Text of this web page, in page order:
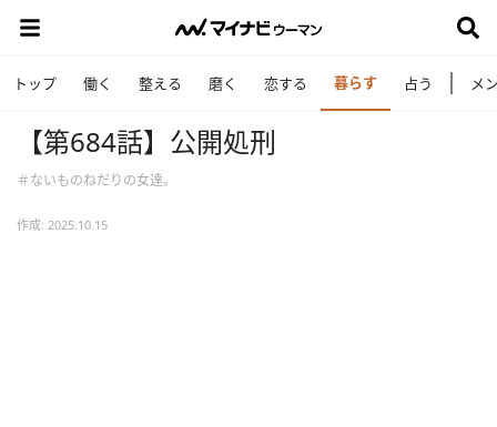
トップ 働く 整える 磨く 恋する 暮らす 占う メ
【第684話】公開処刑
＃ないものねだりの女達。
作成: 2025.10.15